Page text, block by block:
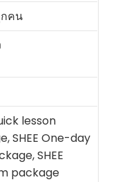
คน
lesson
SHEE One-day
SHEE
package